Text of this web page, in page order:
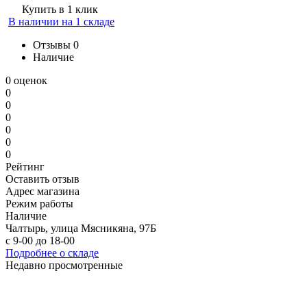
Купить в 1 клик
В наличии на 1 складе
Отзывы 0
Наличие
0 оценок
0
0
0
0
0
0
Рейтинг
Оставить отзыв
Адрес магазина
Режим работы
Наличие
Чалтырь, улица Мясникяна, 97Б
с 9-00 до 18-00
Подробнее о складе
Недавно просмотренные